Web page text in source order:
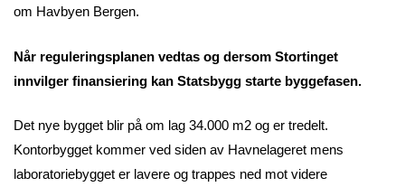
om Havbyen Bergen.
Når reguleringsplanen vedtas og dersom Stortinget
innvilger finansiering kan Statsbygg starte byggefasen.
Det nye bygget blir på om lag 34.000 m2 og er tredelt.
Kontorbygget kommer ved siden av Havnelageret mens
laboratoriebygget er lavere og trappes ned mot videre